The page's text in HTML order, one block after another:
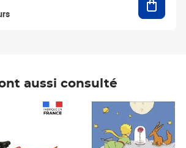
aussi consulté
Prix 7,50€